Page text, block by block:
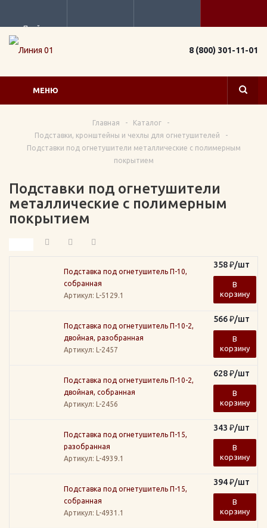
Прайс
8 (800) 301-11-01
МЕНЮ
Главная - Каталог
-
Подставки, кронштейны и чехлы для огнетушителей
-
Подставки под огнетушители металлические с полимерным
покрытием
Подставки под огнетушители
металлические с полимерным
покрытием
Подставка под огнетушитель П-10,
собранная
Артикул: L-5129.1
358₽/шт
В
корзину
Подставка под огнетушитель П-10-2,
двойная, разобранная
Артикул: L-2457
566₽/шт
В
корзину
Подставка под огнетушитель П-10-2,
двойная, собранная
Артикул: L-2456
628₽/шт
В
корзину
Подставка под огнетушитель П-15,
разобранная
Артикул: L-4939.1
343 ₽/шт
В
корзину
Подставка под огнетушитель П-15,
собранная
Артикул: L-4931.1
394₽/шт
В
корзину